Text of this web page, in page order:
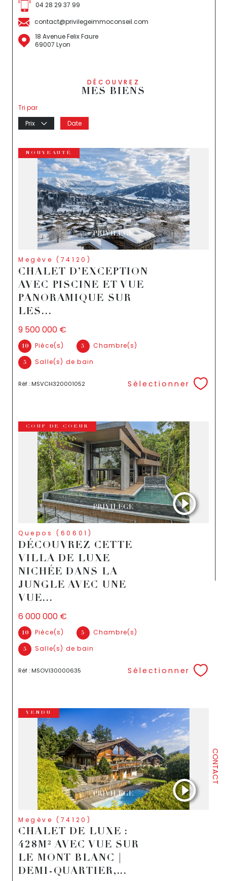
CONTACT
04 28 29 37 99
contact@privilegeimmoconseil.com
18 Avenue Felix Faure
69007 Lyon
DÉCOUVREZ
MES BIENS
Tri par
Prix
Date
NOUVEAUTÉ
Megève (74120)
CHALET D’EXCEPTION
AVEC PISCINE ET VUE
PANORAMIQUE SUR
LES...
9 500 000 €
10 Pièce(s) 5 Chambre(s)
5 Salle(s) de bain
Réf : MSVCH320001052 Sélectionner
COUP DE COEUR
Quepos (60601)
DÉCOUVREZ CETTE
VILLA DE LUXE
NICHÉE DANS LA
JUNGLE AVEC UNE
VUE...
6 000 000 €
10 Pièce(s) 5 Chambre(s)
5 Salle(s) de bain
Réf : MSOVI30000635 Sélectionner
VENDU
Megève (74120)
CHALET DE LUXE :
428M² AVEC VUE SUR
LE MONT BLANC |
DEMI-QUARTIER,...